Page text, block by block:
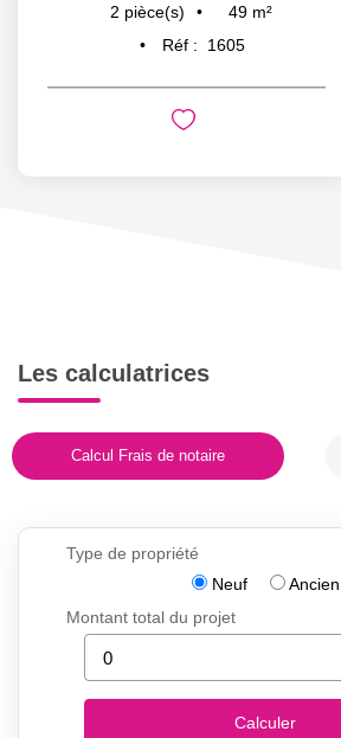
2 pièce(s) 49 m²
Réf :
1605
Les calculatrices
Calcul Frais de notaire